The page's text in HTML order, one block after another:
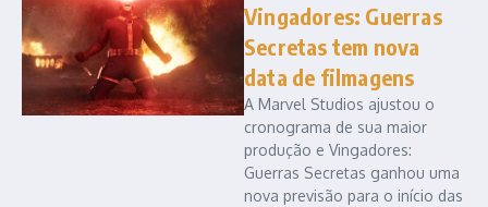
Vingadores: Guerras
Secretas tem nova
data de filmagens
A Marvel Studios ajustou o
cronograma de sua maior
produção e Vingadores:
Guerras Secretas ganhou uma
nova previsão para o início das